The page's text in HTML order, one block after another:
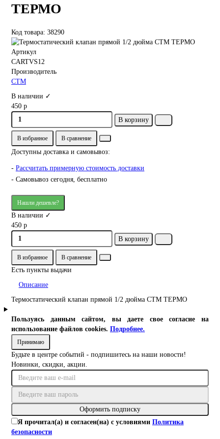
ТЕРМО
Код товара: 38290
Артикул
CARTVS12
Производитель
СТМ
В наличии ✓
450 р
В корзину
В избранное В сравнение
Доступны доставка и самовывоз:
- Рассчитать примерную стоимость доставки
- Самовывоз сегодня, бесплатно
Нашли дешевле?
В наличии ✓
450 р
В корзину
В избранное В сравнение
Есть пункты выдачи
Описание
Термостатический клапан прямой 1/2 дюйма СТМ ТЕРМО
Пользуясь данным сайтом, вы даете свое согласие на
использование файлов cookies. Подробнее.
Принимаю
Будьте в центре событий - подпишитесь на наши новости!
Новинки, скидки, акции.
Оформить подписку
Я прочитал(а) и согласен(на) с условиями Политика
безопасности